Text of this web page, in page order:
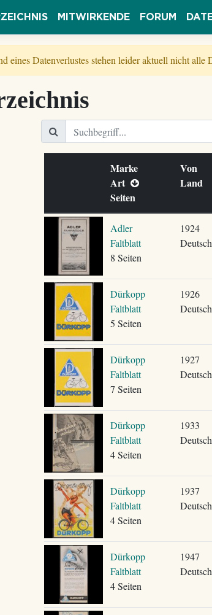
MITWIRKENDE FORUM
eines Datenverlustes stehen leider aktuell nicht
Marke
Art
Seiten
Von
Land
Adler
Faltblatt
8 Seiten
1924
Dürkopp
Faltblatt
5 Seiten
1926
Dürkopp
Faltblatt
7 Seiten
1927
Dürkopp
Faltblatt
4 Seiten
1933
Dürkopp
Faltblatt
4 Seiten
1937
Dürkopp
Faltblatt
4 Seiten
1947